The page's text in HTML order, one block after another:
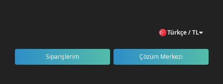
Türkçe / TL
Siparişlerim Çözüm Merkezi